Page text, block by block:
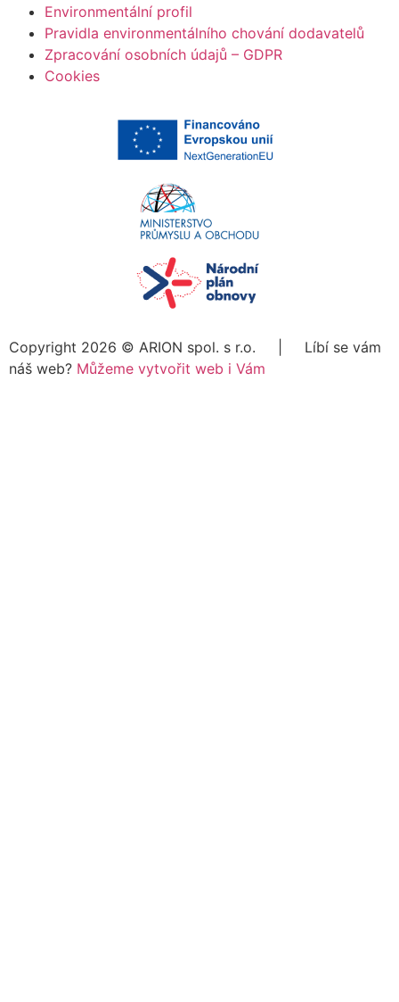
Environmentální profil
Pravidla environmentálního chování dodavatelů
Zpracování osobních údajů – GDPR
Cookies
Copyright 2026 © ARION spol. s r.o. | Líbí se vám
náš web? Můžeme vytvořit web i Vám